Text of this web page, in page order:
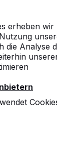
erheben
die Analyse